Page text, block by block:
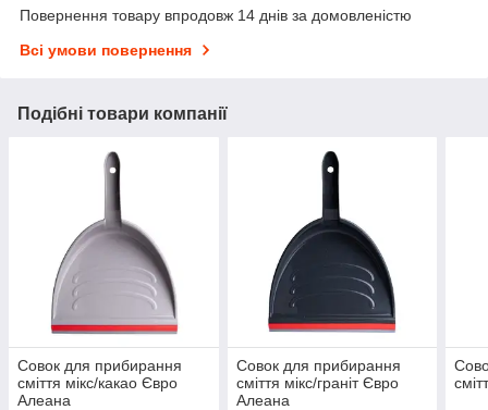
Повернення товару впродовж 14 днів за домовленістю
Всі умови повернення
Подібні товари компанії
Совок для прибирання
сміття мікс/какао Євро
Алеана
Совок для прибирання
сміття мікс/граніт Євро
Алеана